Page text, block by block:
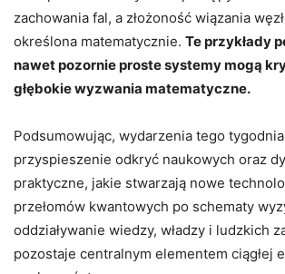
zachowania fal, a złożoność wiązania
określona matematycznie. Te przykłady
nawet pozornie proste systemy mogą
głębokie wyzwania matematyczne.
Podsumowując, wydarzenia tego
przyspieszenie odkryć naukowych oraz
praktyczne, jakie stwarzają nowe
przełomów kwantowych po schematy
oddziaływanie wiedzy, władzy i ludzkich
pozostaje centralnym elementem ciągłej